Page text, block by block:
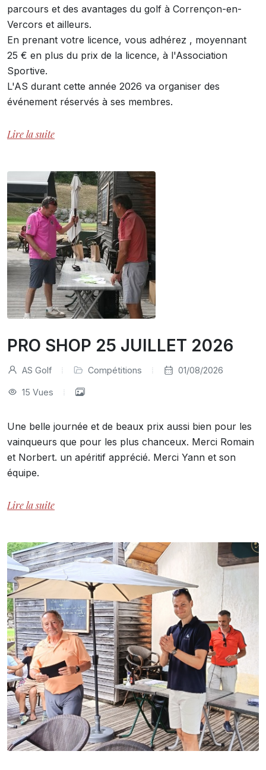
parcours et des avantages du golf à Corrençon-en-
Vercors et ailleurs.
En prenant votre licence, vous adhérez , moyennant
25 € en plus du prix de la licence, à l'Association
Sportive.
L'AS durant cette année 2026 va organiser des
événement réservés à ses membres.
Lire la suite
PRO SHOP 25 JUILLET 2026
AS Golf Compétitions 01/08/2026
15 Vues
Une belle journée et de beaux prix aussi bien pour les
vainqueurs que pour les plus chanceux. Merci Romain
et Norbert. un apéritif apprécié. Merci Yann et son
équipe.
Lire la suite